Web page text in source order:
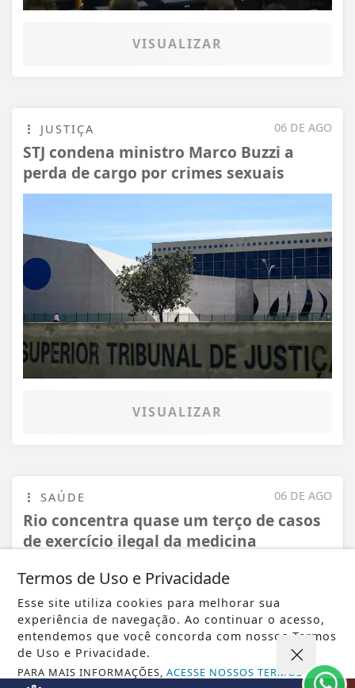
VISUALIZAR
06 DE AGO
JUSTIÇA
STJ condena ministro Marco Buzzi a
perda de cargo por crimes sexuais
VISUALIZAR
06 DE AGO
SAÚDE
Rio concentra quase um terço de casos
de exercício ilegal da medicina
Termos de Uso e Privacidade
Esse site utiliza cookies para melhorar sua
experiência de navegação. Ao continuar o acesso,
entendemos que você concorda com nossos Termos
de Uso e Privacidade.
PARA MAIS INFORMAÇÕES,ACESSE NOSSOS TERMOS